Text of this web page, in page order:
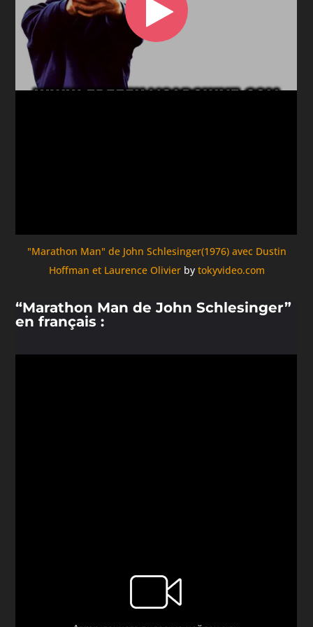
"Marathon Man" de John Schlesinger(1976) avec Dustin
Hoffman et Laurence Olivierby tokyvideo.com
“Marathon Man de John Schlesinger”
en français :